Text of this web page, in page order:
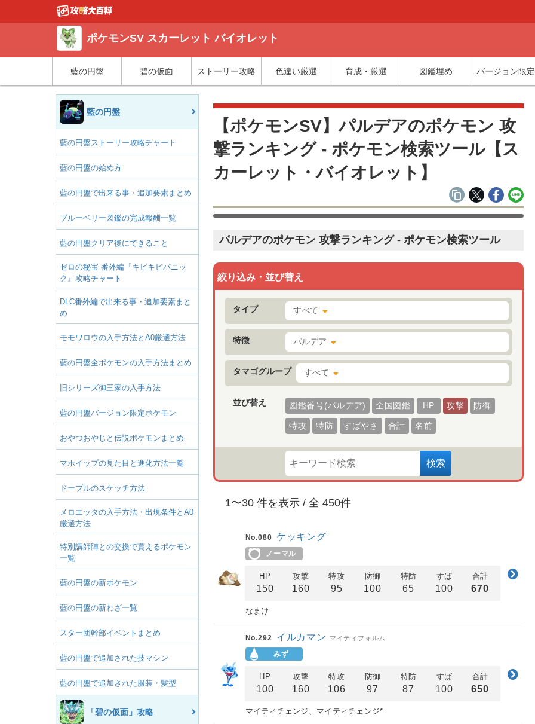
ポケモンSV スカーレット バイオレット
藍の円盤 碧の仮面 ストーリー攻略 色違い厳選 育成・厳選 図鑑埋め バージョン限定
藍の円盤
藍の円盤ストーリー攻略チャート
藍の円盤の始め方
藍の円盤で出来る事・追加要素まとめ
ブルーベリー図鑑の完成報酬一覧
藍の円盤クリア後にできること
ゼロの秘宝 番外編『キビキビパニッ
ク』攻略チャート
DLC番外編で出来る事・追加要素まと
め
モモワロウの入手方法とA0厳選方法
藍の円盤全ポケモンの入手方法まとめ
旧シリーズ御三家の入手方法
藍の円盤バージョン限定ポケモン
おやつおやじと伝説ポケモンまとめ
マホイップの見た目と進化方法一覧
ドーブルのスケッチ方法
メロエッタの入手方法・出現条件とA0
厳選方法
特別講師陣との交換で貰えるポケモン
一覧
藍の円盤の新ポケモン
藍の円盤の新わざ一覧
スター団幹部イベントまとめ
藍の円盤で追加された技マシン
藍の円盤で追加された服装・髪型
「碧の仮面」攻略
【ポケモンSV】パルデアのポケモン 攻
撃ランキング - ポケモン検索ツール【ス
カーレット・バイオレット】
パルデアのポケモン 攻撃ランキング - ポケモン検索ツール
絞り込み・並び替え
タイプ すべて
特徴 パルデア
タマゴグループ すべて
並び替え 図鑑番号(パルデア) 全国図鑑 HP 攻撃 防御
特攻 特防 すばやさ 合計 名前
検索
1〜30 件を表示 / 全 450件
No.080 ケッキング
ノーマル
HP
150
攻撃
160
特攻
95
防御
100
特防
65
すば
100
合計
670
なまけ
No.292 イルカマン マイティフォルム
みず
HP
100
攻撃
160
特攻
106
防御
97
特防
87
すば
100
合計
650
マイティチェンジ、マイティチェンジ*